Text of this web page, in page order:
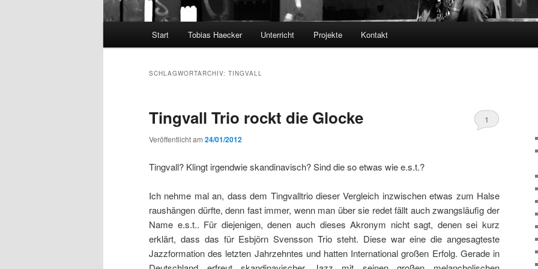
Start Tobias Haecker Unterricht Projekte Kontakt
SCHLAGWORTARCHIV: TINGVALL
Tingvall Trio rockt die Glocke
Veröffentlicht am 24/01/2012
1
Tingvall? Klingt irgendwie skandinavisch? Sind die so etwas wie e.s.t.?
Ich nehme mal an, dass dem Tingvalltrio dieser Vergleich inzwischen etwas zum Halse
raushängen dürfte, denn fast immer, wenn man über sie redet fällt auch zwangsläufig der
Name e.s.t.. Für diejenigen, denen auch dieses Akronym nicht sagt, denen sei kurz
erklärt, dass das für Esbjörn Svensson Trio steht. Diese war eine die angesagteste
Jazzformation des letzten Jahrzehntes und hatten International großen Erfolg. Gerade in